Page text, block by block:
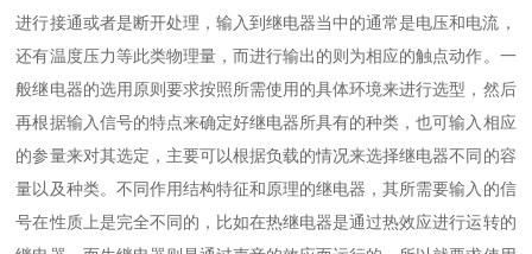
进行接通或者是断开处理，输入到继电器当中的通常是电压和电流，
还有温度压力等此类物理量，而进行输出的则为相应的触点动作。一
般继电器的选用原则要求按照所需使用的具体环境来进行选型，然后
再根据输入信号的特点来确定好继电器所具有的种类，也可输入相应
的参量来对其选定，主要可以根据负载的情况来选择继电器不同的容
量以及种类。不同作用结构特征和原理的继电器，其所需要输入的信
号在性质上是完全不同的，比如在热继电器是通过热效应进行运转的